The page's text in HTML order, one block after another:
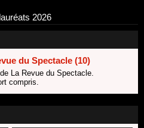
le cirque, les lauréats 2026 !
2026
Formes Théâtre 2026
et Olivier Saccomano à la
- CDN
du Spectacle (10)
La Revue du Spectacle.
compris.